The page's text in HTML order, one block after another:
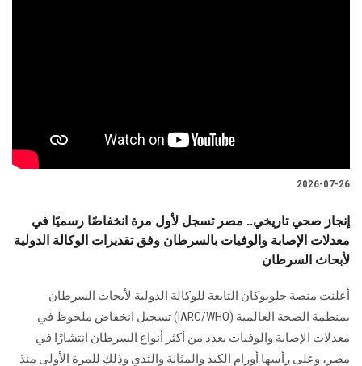
2026-07-26
إنجاز صحي تاريخي.. مصر تسجل لأول مرة انخفاضًا رسميًا في
معدلات الإصابة والوفيات بالسرطان وفق تقديرات الوكالة الدولية
لأبحاث السرطان
أعلنت منصة جلوبوكان التابعة للوكالة الدولية لأبحاث السرطان
بمنظمة الصحة العالمية (IARC/WHO) تسجيل انخفاض ملحوظ في
معدلات الإصابة والوفيات بعدد من أكثر أنواع السرطان انتشارًا في
مصر، وعلى رأسها أورام الكبد والمثانة والثدي وذلك للمرة الأولى منذ